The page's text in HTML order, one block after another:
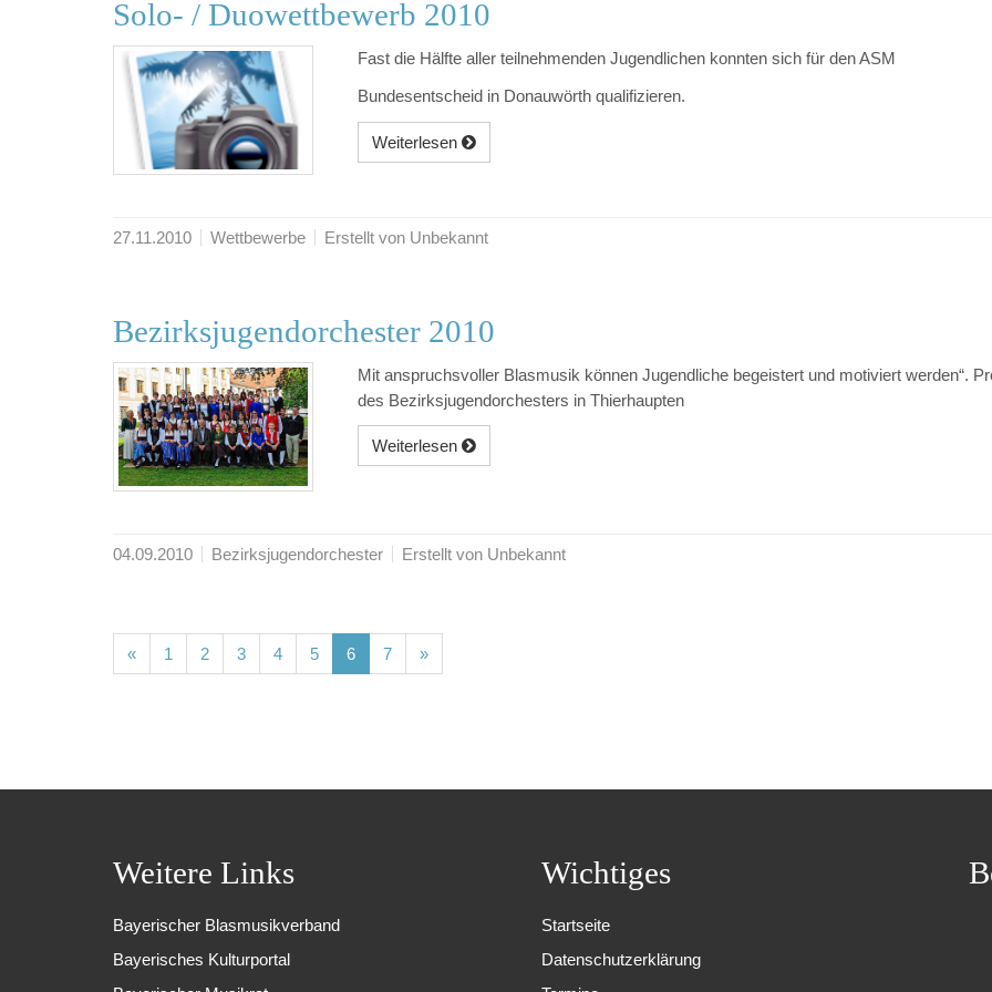
Solo- / Duowettbewerb 2010
Fast die Hälfte aller teilnehmenden Jugendlichen konnten sich für den ASM
Bundesentscheid in Donauwörth qualifizieren.
Weiterlesen
27.11.2010 Wettbewerbe Erstellt von Unbekannt
Bezirksjugendorchester 2010
Mit anspruchsvoller Blasmusik können Jugendliche begeistert und motiviert werden“.
des Bezirksjugendorchesters in Thierhaupten
Weiterlesen
04.09.2010 Bezirksjugendorchester Erstellt von Unbekannt
« 1 (current)
2(current)
3(current)
4(current)
5(current)
6(current)
7(current)
»
Weitere Links
Bayerischer Blasmusikverband
Bayerisches Kulturportal
Wichtiges
Startseite
Datenschutzerklärung